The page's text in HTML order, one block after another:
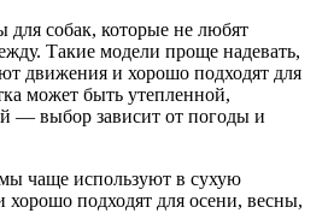
собак, которые не любят
Такие модели проще надевать,
движения и хорошо подходят для
может быть утепленной,
— выбор зависит от погоды и
чаще используют в сухую
подходят для осени, весны,